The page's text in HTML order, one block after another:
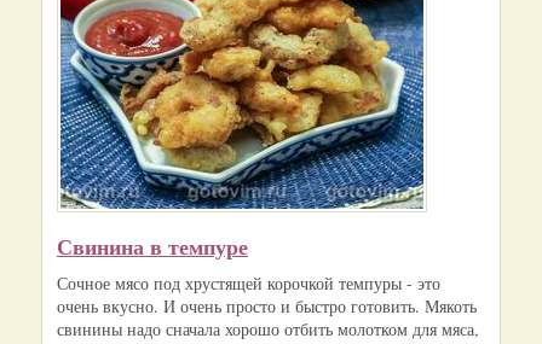
Свинина в темпуре
Сочное мясо под хрустящей корочкой темпуры - это
очень вкусно. И очень просто и быстро готовить. Мякоть
свинины надо сначала хорошо отбить молотком для мяса,